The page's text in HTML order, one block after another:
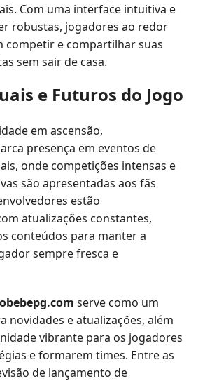
Com uma interface intuitiva e
robustas, jogadores ao redor
competir e compartilhar suas
sem sair de casa.
e Futuros do Jogo
em ascensão,
presença em eventos de
onde competições intensas e
são apresentadas aos fãs
estão
atualizações constantes,
conteúdos para manter a
sempre fresca e
serve como um
novidades e atualizações, além
vibrante para os jogadores
e formarem times. Entre as
de lançamento de